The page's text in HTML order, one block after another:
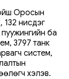
Оросын
132 нисдэг
ба
3797 танк
систем,
хэлэв.